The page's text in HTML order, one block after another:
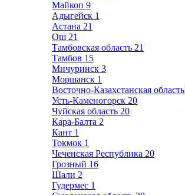
Майкоп 9
Адыгейск 1
Астана 21
Ош 21
Тамбовская область 21
Тамбов 15
Мичуринск 3
Моршанск 1
Восточно-Казахстанская область
Усть-Каменогорск 20
Чуйская область 20
Кара-Балта 2
Кант 1
Токмок 1
Чеченская Республика 20
Грозный 16
Шали 2
Гудермес 1